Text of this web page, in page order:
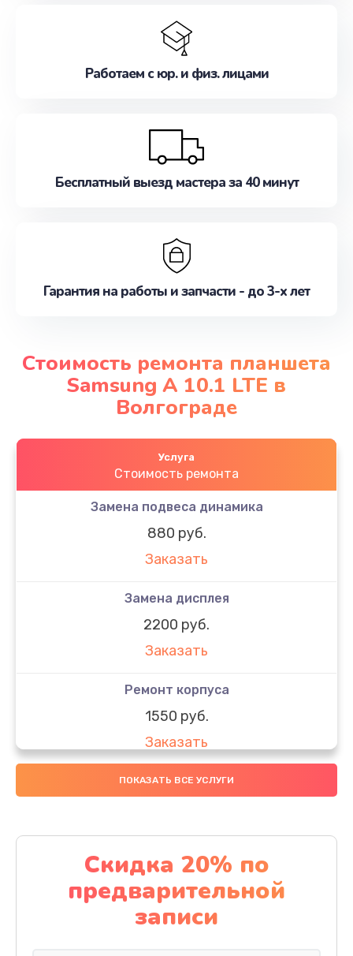
Работаем с юр. и физ. лицами
Бесплатный выезд мастера за 40 минут
Гарантия на работы и запчасти - до 3-х лет
Стоимость ремонта планшета
Samsung A 10.1 LTE в
Волгограде
Услуга
Стоимость ремонта
Замена подвеса динамика
880 руб.
Заказать
Замена дисплея
2200 руб.
Заказать
Ремонт корпуса
1550 руб.
Заказать
Настройка
Заказать
Ремонт кнопки
1200 руб.
Заказать
ПОКАЗАТЬ ВСЕ УСЛУГИ
Скидка 20% по
предварительной
записи